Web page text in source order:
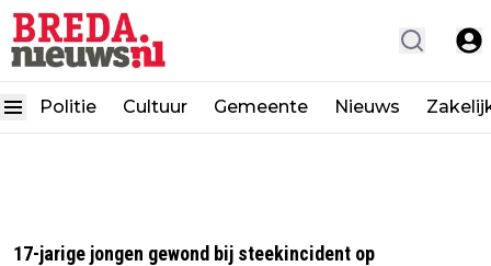
Politie Cultuur Gemeente Nieuws
17-jarige jongen gewond bij steekincident op